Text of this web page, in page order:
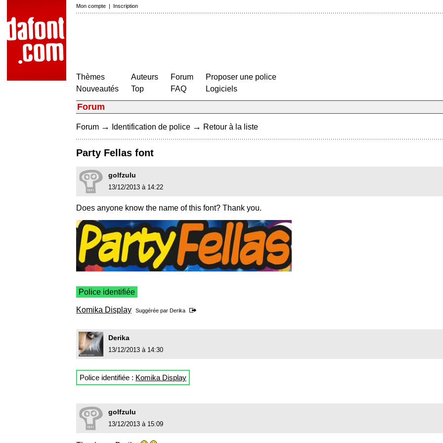
Mon compte | Inscription
Thèmes
Nouveautés
Auteurs
Top
Forum
FAQ
Proposer une police
Logiciels
Forum
Forum → Identification de police → Retour à la liste
Party Fellas font
golfzulu
13/12/2013 à 14:22
Does anyone know the name of this font? Thank you.
Police identifiée
Komika Display Suggérée par Derika
Derika
13/12/2013 à 14:30
Police identifiée : Komika Display
golfzulu
13/12/2013 à 15:09